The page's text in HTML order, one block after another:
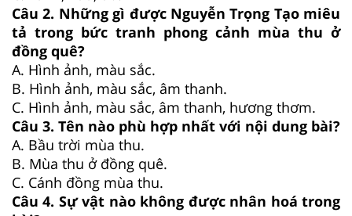
Câu 2. Những gì được Nguyễn Trọng Tạo miêu
tả trong bức tranh phong cảnh mùa thu ở
đồng quê?
A. Hình ảnh, màu sắc.
B. Hình ảnh, màu sắc, âm thanh.
C. Hình ảnh, màu sắc, âm thanh, hương thơm.
Câu 3. Tên nào phù hợp nhất với nội dung bài?
A. Bầu trời mùa thu.
B. Mùa thu ở đồng quê.
C. Cánh đồng mùa thu.
Câu 4. Sự vật nào không được nhân hoá trong